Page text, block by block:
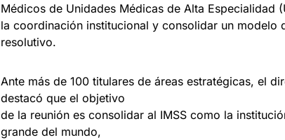
Médicos de Unidades Médicas de Alta Especialidad
la coordinación institucional y consolidar un modelo
resolutivo.
Ante más de 100 titulares de áreas estratégicas, el
destacó que el objetivo
de la reunión es consolidar al IMSS como la
grande del mundo,